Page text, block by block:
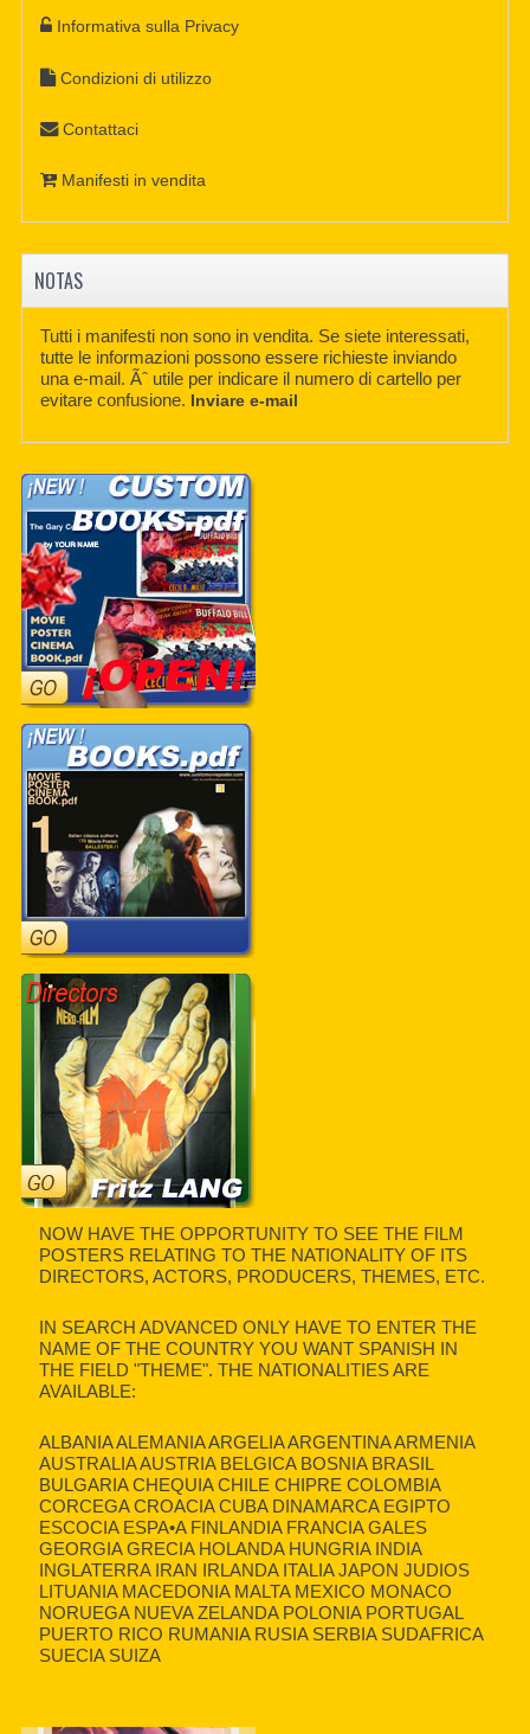
Informativa sulla Privacy
Condizioni di utilizzo
Contattaci
Manifesti in vendita
NOTAS
Tutti i manifesti non sono in vendita. Se siete interessati,
tutte le informazioni possono essere richieste inviando
una e-mail. Ãˆ utile per indicare il numero di cartello per
evitare confusione. Inviare e-mail
NOW HAVE THE OPPORTUNITY TO SEE THE FILM
POSTERS RELATING TO THE NATIONALITY OF ITS
DIRECTORS, ACTORS, PRODUCERS, THEMES, ETC.
IN SEARCH ADVANCED ONLY HAVE TO ENTER THE
NAME OF THE COUNTRY YOU WANT SPANISH IN
THE FIELD "THEME". THE NATIONALITIES ARE
AVAILABLE:
ALBANIA ALEMANIA ARGELIA ARGENTINA ARMENIA
AUSTRALIA AUSTRIA BELGICA BOSNIA BRASIL
BULGARIA CHEQUIA CHILE CHIPRE COLOMBIA
CORCEGA CROACIA CUBA DINAMARCA EGIPTO
ESCOCIA ESPA•A FINLANDIA FRANCIA GALES
GEORGIA GRECIA HOLANDA HUNGRIA INDIA
INGLATERRA IRAN IRLANDA ITALIA JAPON JUDIOS
LITUANIA MACEDONIA MALTA MEXICO MONACO
NORUEGA NUEVA ZELANDA POLONIA PORTUGAL
PUERTO RICO RUMANIA RUSIA SERBIA SUDAFRICA
SUECIA SUIZA